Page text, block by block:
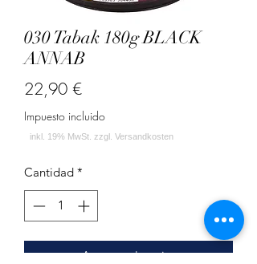
030 Tabak 180g BLACK
ANNAB
22,90 €Precio
Impuesto incluido
Cantidad *
Agregar al carrito